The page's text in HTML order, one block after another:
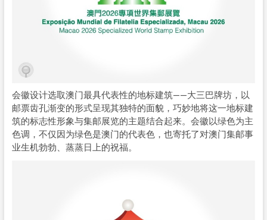
会徽设计选取澳门最具代表性的地标建筑——大三巴牌坊，以
邮票齿孔渐变的形式呈现其独特的面貌，巧妙地将这一地标建
筑的标志性形象与集邮展览的主题结合起来。会徽以绿色为主
色调，不仅因为绿色是澳门的代表色，也寄托了对澳门集邮事
业生机勃勃、蒸蒸日上的祝福。